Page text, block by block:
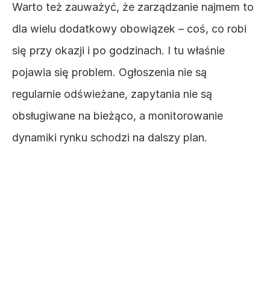
Warto też zauważyć, że zarządzanie najmem to
dla wielu dodatkowy obowiązek – coś, co robi
się przy okazji i po godzinach. I tu właśnie
pojawia się problem. Ogłoszenia nie są
regularnie odświeżane, zapytania nie są
obsługiwane na bieżąco, a monitorowanie
dynamiki rynku schodzi na dalszy plan.